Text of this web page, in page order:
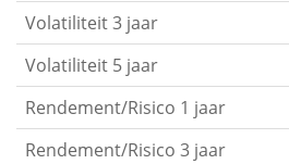
that you can see if price
became stronger or weaker
Return per riskfor 1, 3 and 5
the annualised (i.e.
past return divided by the
Volatiliteit 3 jaar
Volatiliteit 5 jaar
Rendement/Risico 1 jaar
Rendement/Risico 3 jaar